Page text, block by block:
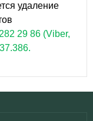
удаление
29 86 (Viber,